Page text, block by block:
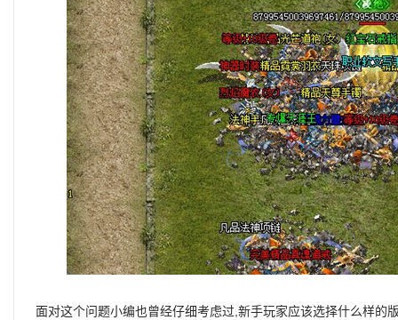
面对这个问题小编也曾经仔细考虑过,新手玩家应该选择什么样的